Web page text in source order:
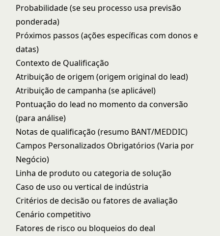
Probabilidade (se seu processo usa previsão
ponderada)
Próximos passos (ações específicas com donos e
datas)
Contexto de Qualificação
Atribuição de origem (origem original do lead)
Atribuição de campanha (se aplicável)
Pontuação do lead no momento da conversão
(para análise)
Notas de qualificação (resumo BANT/MEDDIC)
Campos Personalizados Obrigatórios (Varia por
Negócio)
Linha de produto ou categoria de solução
Caso de uso ou vertical de indústria
Critérios de decisão ou fatores de avaliação
Cenário competitivo
Fatores de risco ou bloqueios do deal